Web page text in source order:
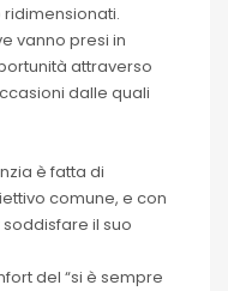
vanno presi in
attraverso
dalle quali
è fatta di
comune, e con
il suo
del “si è sempre